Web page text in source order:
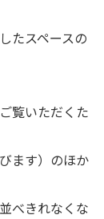
たスペースの
覧いただくた
ます）のほか
べきれなくな